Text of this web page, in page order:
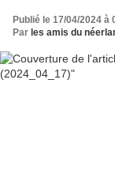
Publié le 17/04/2024 à
Par les amis du